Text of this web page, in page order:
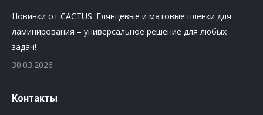
Новинки от CACTUS: Глянцевые и матовые пленки для
ламинирования – универсальное решение для любых
задач!
30.03.2026
Контакты